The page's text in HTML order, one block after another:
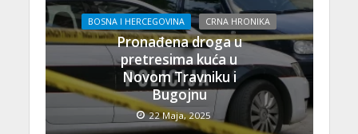
BOSNA I HERCEGOVINA CRNA HRONIKA
Pronađena droga u
pretresima kuća u
Novom Travniku i
Bugojnu
22 Maja, 2025